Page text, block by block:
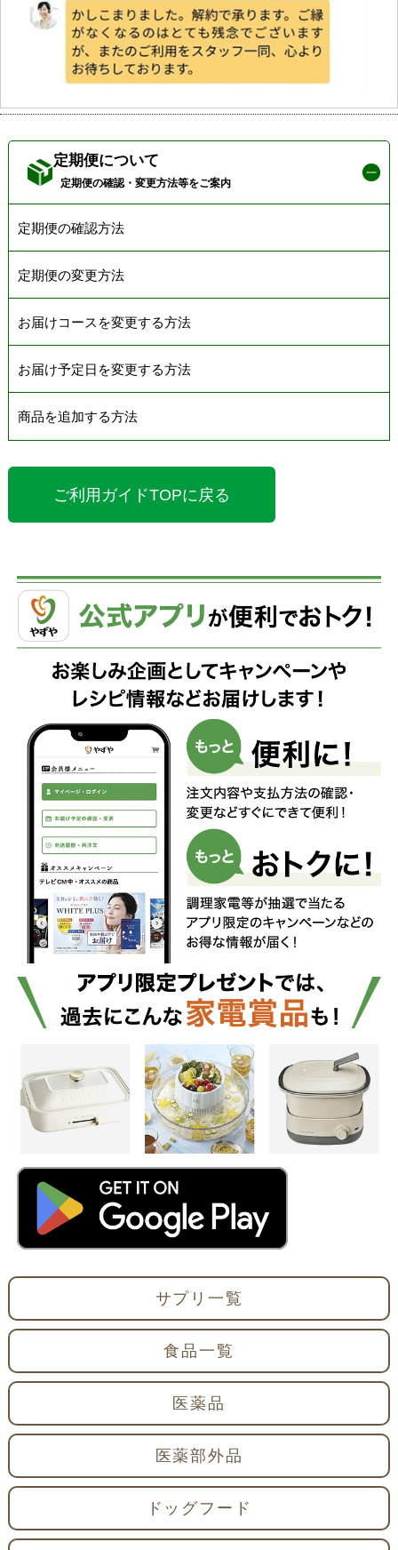
定期便について
定期便の確認・変更方法等をご案内
定期便の確認方法
定期便の変更方法
お届けコースを変更する方法
お届け予定日を変更する方法
商品を追加する方法
ご利用ガイドTOPに戻る
サプリ一覧
食品一覧
医薬品
医薬部外品
ドッグフード